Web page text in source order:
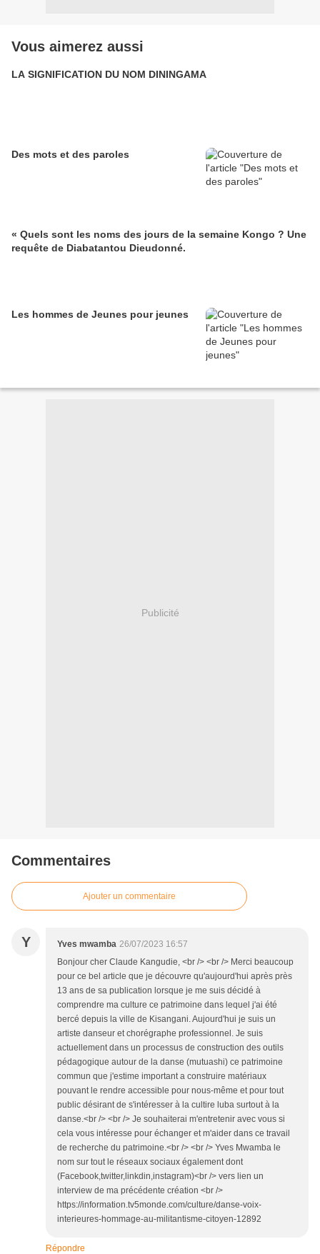
Vous aimerez aussi
LA SIGNIFICATION DU NOM DININGAMA
Des mots et des paroles
« Quels sont les noms des jours de la semaine Kongo ? Une
requête de Diabatantou Dieudonné.
Les hommes de Jeunes pour jeunes
Publicité
Commentaires
Ajouter un commentaire
Y Yves mwamba 26/07/2023 16:57
Bonjour cher Claude Kangudie, <br /> <br /> Merci beaucoup
pour ce bel article que je découvre qu'aujourd'hui après près
13 ans de sa publication lorsque je me suis décidé à
comprendre ma culture ce patrimoine dans lequel j'ai été
bercé depuis la ville de Kisangani. Aujourd'hui je suis un
artiste danseur et chorégraphe professionnel. Je suis
actuellement dans un processus de construction des outils
pédagogique autour de la danse (mutuashi) ce patrimoine
commun que j'estime important a construire matériaux
pouvant le rendre accessible pour nous-même et pour tout
public désirant de s'intéresser à la cultire luba surtout à la
danse.<br /> <br /> Je souhaiterai m'entretenir avec vous si
cela vous intéresse pour échanger et m'aider dans ce travail
de recherche du patrimoine.<br /> <br /> Yves Mwamba le
nom sur tout le réseaux sociaux également dont
(Facebook,twitter,linkdin,instagram)<br /> vers lien un
interview de ma précédente création <br />
https://information.tv5monde.com/culture/danse-voix-
interieures-hommage-au-militantisme-citoyen-12892
Répondre